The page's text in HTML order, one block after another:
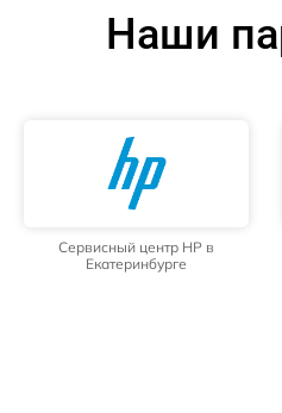
Наши
Сервисный центр HP в
Екатеринбурге